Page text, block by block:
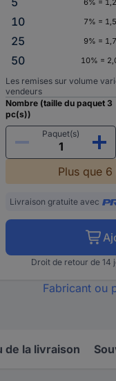
6% =
10
7% =
25
9% =
50
10% =
Les remises sur volume
vendeurs
Nombre (taille du paquet 3
pc(s))
Paquet(s)
Plus que
Livraison gratuite avec
Droit de retour de 14
Fabricant ou
de la livraison